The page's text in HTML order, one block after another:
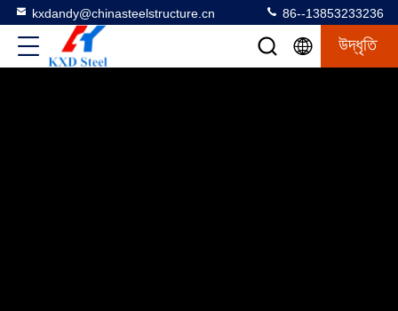
kxdandy@chinasteelstructure.cn 86--13853233236
উদ্ধৃতি